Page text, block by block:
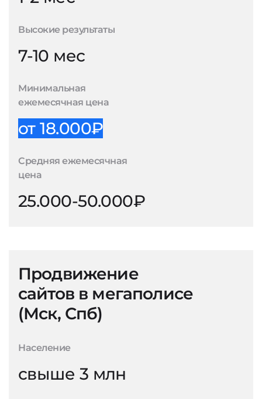
Высокие результаты
7-10 мес
Минимальная
ежемесячная цена
от 18.000₽
Средняя ежемесячная
цена
25.000-50.000₽
Продвижение
сайтов в мегаполисе
(Мск, Спб)
Население
свыше 3 млн